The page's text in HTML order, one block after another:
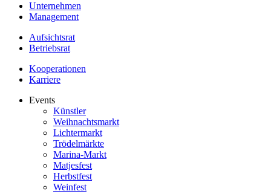
Unternehmen
Management
Aufsichtsrat
Betriebsrat
Kooperationen
Karriere
Events
Künstler
Weihnachtsmarkt
Lichtermarkt
Trödelmärkte
Marina-Markt
Matjesfest
Herbstfest
Weinfest